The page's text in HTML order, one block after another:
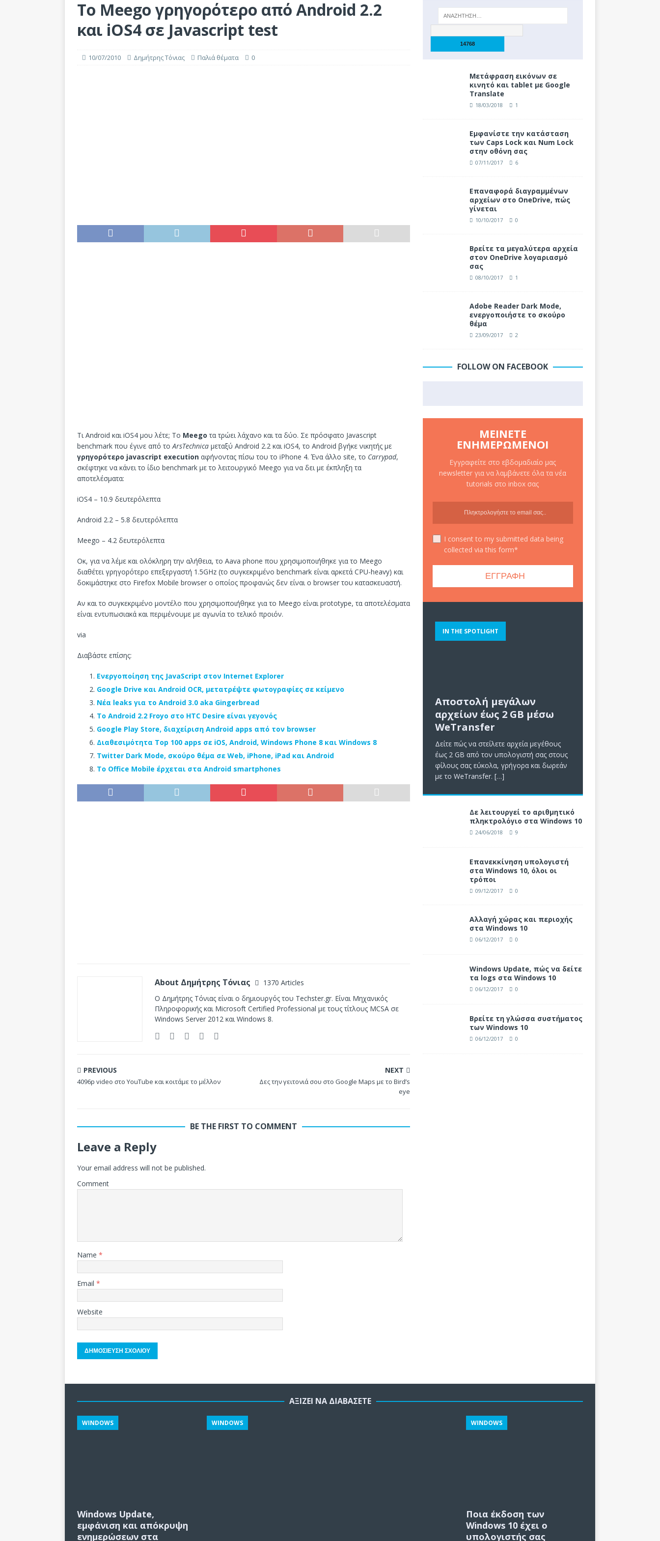
Το Meego γρηγορότερο από Android 2.2
και iOS4 σε Javascript test
10/07/2010 Δημήτρης Τόνιας Παλιά θέματα 0
Τι Android και iOS4 μου λέτε; Το Meego τα τρώει λάχανο και τα δύο. Σε πρόσφατο Javascript
benchmark που έγινε από τοArsTechnica μεταξύ Android 2.2 και iOS4, το Android βγήκε νικητής με
γρηγορότερο javascript execution αφήνοντας πίσω του το iPhone 4. Ένα άλλο site, το Carrypad,
σκέφτηκε να κάνει το ίδιο benchmark με το λειτουργικό Meego για να δει με έκπληξη τα
αποτελέσματα:
iOS4 – 10.9 δευτερόλεπτα
Android 2.2 – 5.8 δευτερόλεπτα
Meego – 4.2 δευτερόλεπτα
Οκ, για να λέμε και ολόκληρη την αλήθεια, το Aava phone που χρησιμοποιήθηκε για το Meego
διαθέτει γρηγορότερο επεξεργαστή 1.5GHz (το συγκεκριμένο benchmark είναι αρκετά CPU-heavy) και
δοκιμάστηκε στο Firefox Mobile browser ο οποίος προφανώς δεν είναι ο browser του κατασκευαστή.
Αν και το συγκεκριμένο μοντέλο που χρησιμοποιήθηκε για το Meego είναι prototype, τα αποτελέσματα
είναι εντυπωσιακά και περιμένουμε με αγωνία το τελικό προιόν.
via
Διαβάστε επίσης:
Ενεργοποίηση της JavaScript στον Internet Explorer
Google Drive και Android OCR, μετατρέψτε φωτογραφίες σε κείμενο
Νέα leaks για το Android 3.0 aka Gingerbread
Το Android 2.2 Froyo στο HTC Desire είναι γεγονός
Google Play Store, διαχείριση Android apps από τον browser
Διαθεσιμότητα Top 100 apps σε iOS, Android, Windows Phone 8 και Windows 8
Twitter Dark Mode, σκούρο θέμα σε Web, iPhone, iPad και Android
Το Office Mobile έρχεται στα Android smartphones
About Δημήτρης Τόνιας
1370 Articles
Ο Δημήτρης Τόνιας είναι ο δημιουργός του Techster.gr. Είναι Μηχανικός
Πληροφορικής και Microsoft Certified Professional με τους τίτλους MCSA σε
Windows Server 2012 και Windows 8.
PREVIOUS
4096p video στο YouTube και κοιτάμε το μέλλον
NEXT
Δες την γειτονιά σου στο Google Maps με το Bird’s
eye
BE THE FIRST TO COMMENT
Leave a Reply
Your email address will not be published.
Comment
Name *
Email *
Website
Μετάφραση εικόνων σε
κινητό και tablet με Google
Translate
18/03/2018 1
Eμφανίστε την κατάσταση
των Caps Lock και Num Lock
στην οθόνη σας
07/11/2017 6
Επαναφορά διαγραμμένων
αρχείων στο OneDrive, πώς
γίνεται
10/10/2017 0
Βρείτε τα μεγαλύτερα αρχεία
στον OneDrive λογαριασμό
σας
08/10/2017 1
Adobe Reader Dark Mode,
ενεργοποιήστε το σκούρο
θέμα
23/09/2017 2
FOLLOW ON FACEBOOK
ΜΕΊΝΕΤΕ
ΕΝΗΜΕΡΩΜΈΝΟΙ
Εγγραφείτε στο εβδομαδιαίο μας
newsletter για να λαμβάνετε όλα τα νέα
tutorials στο inbox σας
I consent to my submitted data being
collected via this form*
IN THE SPOTLIGHT
Αποστολή μεγάλων
αρχείων έως 2 GB μέσω
WeTransfer
Δείτε πώς να στείλετε αρχεία μεγέθους
έως 2 GB από τον υπολογιστή σας στους
φίλους σας εύκολα, γρήγορα και δωρεάν
με το WeTransfer. […]
Δε λειτουργεί το αριθμητικό
πληκτρολόγιο στα Windows 10
24/06/2018 9
Επανεκκίνηση υπολογιστή
στα Windows 10, όλοι οι
τρόποι
09/12/2017 0
Αλλαγή χώρας και περιοχής
στα Windows 10
06/12/2017 0
Windows Update, πώς να δείτε
τα logs στα Windows 10
06/12/2017 0
Βρείτε τη γλώσσα συστήματος
των Windows 10
06/12/2017 0
ΑΞΊΖΕΙ ΝΑ ΔΙΑΒΆΣΕΤΕ
WINDOWS
Ποια έκδοση των
Windows 10 έχει ο
υπολογιστής σας
WINDOWS
Windows Update,
εμφάνιση και απόκρυψη
ενημερώσεων στα
WINDOWS